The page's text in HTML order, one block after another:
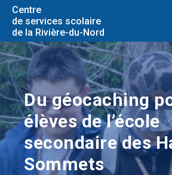
Centre
de services scolaire
de la Rivière-du-Nord
Du géocaching
élèves de l’école
secondaire des
Sommets